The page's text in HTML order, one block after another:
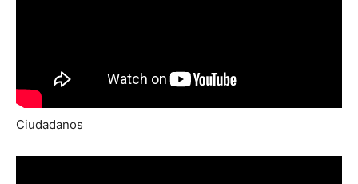
Ciudadanos